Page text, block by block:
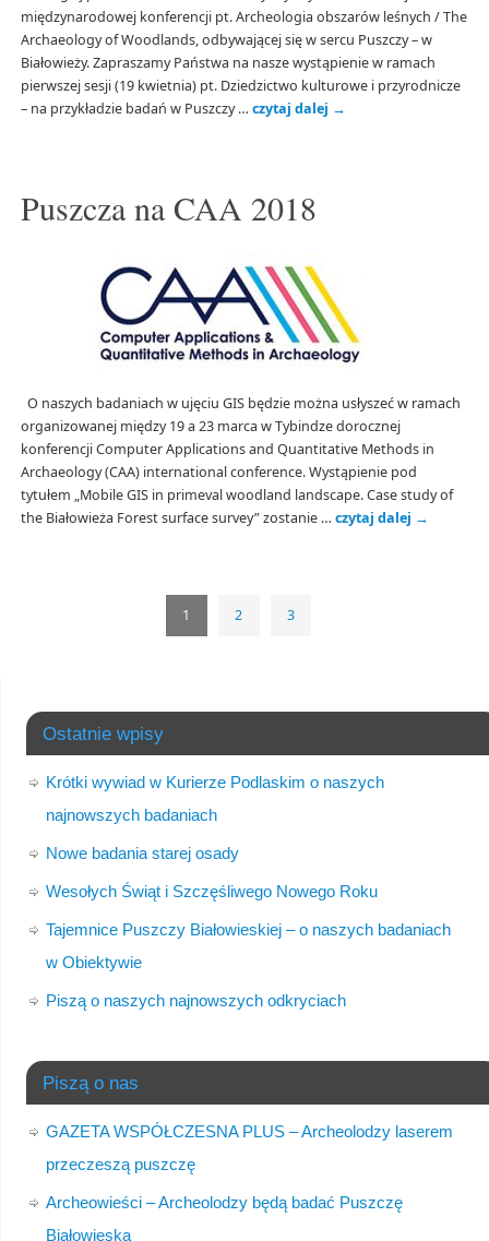
międzynarodowej konferencji pt. Archeologia obszarów leśnych / The
Archaeology of Woodlands, odbywającej się w sercu Puszczy – w
Białowieży. Zapraszamy Państwa na nasze wystąpienie w ramach
pierwszej sesji (19 kwietnia) pt. Dziedzictwo kulturowe i przyrodnicze
– na przykładzie badań w Puszczy … czytaj dalej →
Puszcza na CAA 2018
O naszych badaniach w ujęciu GIS będzie można usłyszeć w ramach
organizowanej między 19 a 23 marca w Tybindze dorocznej
konferencji Computer Applications and Quantitative Methods in
Archaeology (CAA) international conference. Wystąpienie pod
tytułem „Mobile GIS in primeval woodland landscape. Case study of
the Białowieża Forest surface survey” zostanie … czytaj dalej →
1 2 3
Ostatnie wpisy
Krótki wywiad w Kurierze Podlaskim o naszych
najnowszych badaniach
Nowe badania starej osady
Wesołych Świąt i Szczęśliwego Nowego Roku
Tajemnice Puszczy Białowieskiej – o naszych badaniach
w Obiektywie
Piszą o naszych najnowszych odkryciach
Piszą o nas
GAZETA WSPÓŁCZESNA PLUS – Archeolodzy laserem
przeczeszą puszczę
Archeowieści – Archeolodzy będą badać Puszczę
Białowieską